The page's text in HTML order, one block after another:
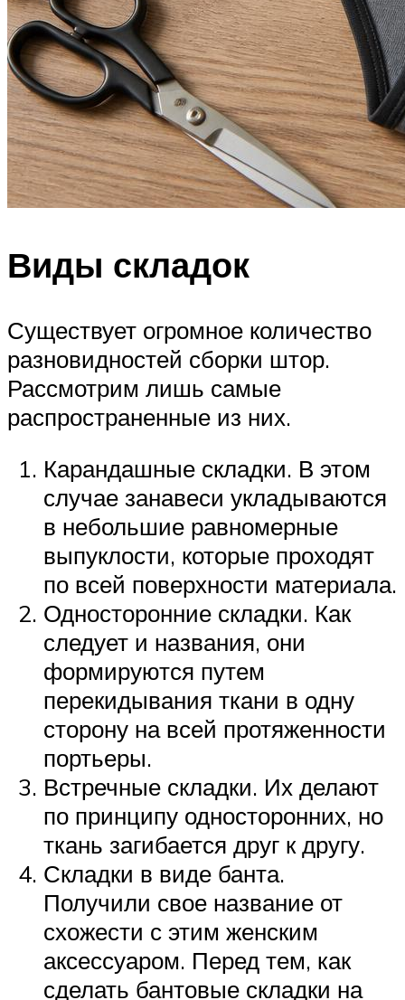
Виды складок
Существует огромное количество
разновидностей сборки штор.
Рассмотрим лишь самые
распространенные из них.
Карандашные складки. В этом
случае занавеси укладываются
в небольшие равномерные
выпуклости, которые проходят
по всей поверхности материала.
Односторонние складки. Как
следует и названия, они
формируются путем
перекидывания ткани в одну
сторону на всей протяженности
портьеры.
Встречные складки. Их делают
по принципу односторонних, но
ткань загибается друг к другу.
Складки в виде банта.
Получили свое название от
схожести с этим женским
аксессуаром. Перед тем, как
сделать бантовые складки на